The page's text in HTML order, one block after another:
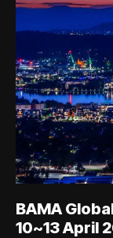
BAMA
10~13 April